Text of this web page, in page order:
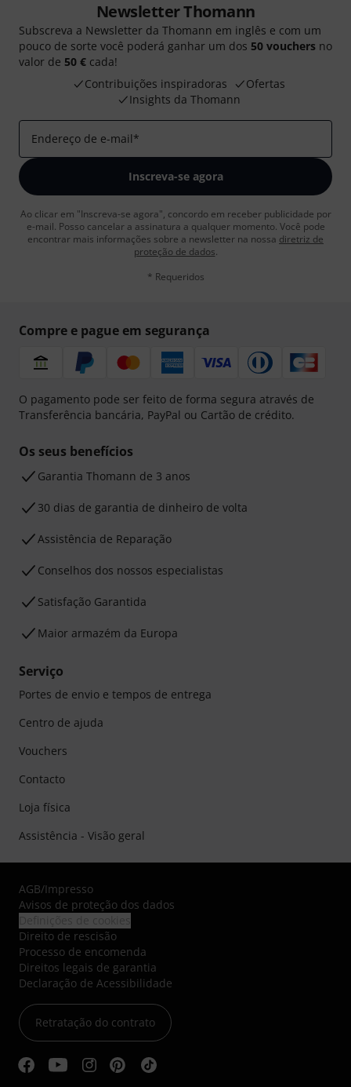
Newsletter Thomann
Subscreva a Newsletter da Thomann em inglês e com um
pouco de sorte você poderá ganhar um dos 50 vouchers no
valor de 50 € cada!
Contribuições inspiradoras
Ofertas
Insights da Thomann
Endereço de e-mail*
Inscreva-se agora
Ao clicar em "Inscreva-se agora", concordo em receber publicidade por
e-mail. Posso cancelar a assinatura a qualquer momento. Você pode
encontrar mais informações sobre a newsletter na nossa diretriz de
proteção de dados.
* Requeridos
Compre e pague em segurança
O pagamento pode ser feito de forma segura através de
Transferência bancária, PayPal ou Cartão de crédito.
Os seus benefícios
Garantia Thomann de 3 anos
30 dias de garantia de dinheiro de volta
Assistência de Reparação
Conselhos dos nossos especialistas
Satisfação Garantida
Maior armazém da Europa
Serviço
Portes de envio e tempos de entrega
Centro de ajuda
Vouchers
Contacto
Loja física
Assistência - Visão geral
AGB/Impresso
Avisos de proteção dos dados
Direito de rescisão
Processo de encomenda
Direitos legais de garantia
Declaração de Acessibilidade
Retratação do contrato